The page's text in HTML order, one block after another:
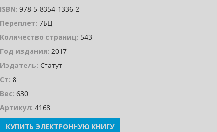
ISBN: 978-5-8354-1336-2
Переплет: 7БЦ
Количество страниц: 543
Год издания: 2017
Издатель: Статут
Ст: 8
Вес: 630
Артикул: 4168
КУПИТЬ ЭЛЕКТРОННУЮ КНИГУ